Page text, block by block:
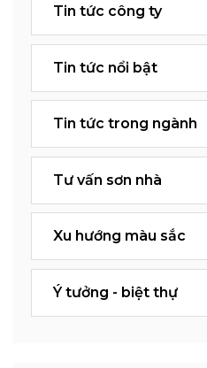
Tin tức công ty
Tin tức nổi bật
Tin tức trong ngành
Tư vấn sơn nhà
Xu hướng màu sắc
Ý tưởng - biệt thự